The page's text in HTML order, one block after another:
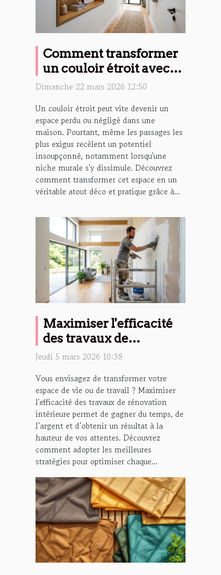
Comment transformer
un couloir étroit avec
une niche murale ?
Dimanche 22 mars 2026 12:50
Un couloir étroit peut vite devenir un
espace perdu ou négligé dans une
maison. Pourtant, même les passages les
plus exigus recèlent un potentiel
insoupçonné, notamment lorsqu'une
niche murale s'y dissimule. Découvrez
comment transformer cet espace en un
véritable atout déco et pratique grâce à...
Maximiser l'efficacité
des travaux de
rénovation intérieure
Jeudi 5 mars 2026 10:38
Vous envisagez de transformer votre
espace de vie ou de travail ? Maximiser
l'efficacité des travaux de rénovation
intérieure permet de gagner du temps, de
l’argent et d’obtenir un résultat à la
hauteur de vos attentes. Découvrez
comment adopter les meilleures
stratégies pour optimiser chaque...